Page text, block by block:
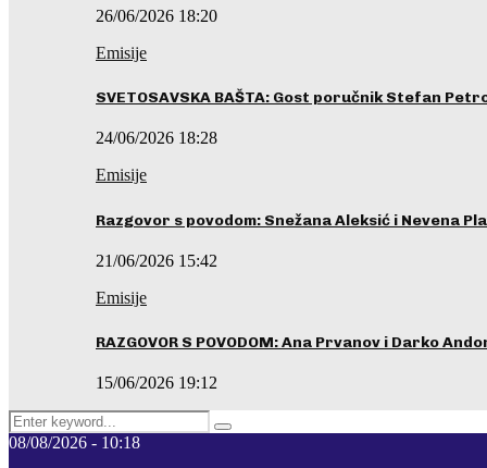
26/06/2026 18:20
Emisije
SVETOSAVSKA BAŠTA: Gost poručnik Stefan
24/06/2026 18:28
Emisije
Razgovor s povodom: Snežana Aleksić i Nevena
21/06/2026 15:42
Emisije
RAZGOVOR S POVODOM: Ana Prvanov i Darko
15/06/2026 19:12
Search
for:
Pretraga
08/08/2026 - 10:18